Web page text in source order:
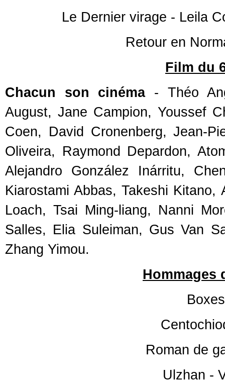
Le Dernier virage - Leila
Retour en
Film du
Chacun son cinéma- Théo
August, Jane Campion, Youssef
Coen, David Cronenberg, Jean-
Oliveira, Raymond Depardon,
Alejandro González Inárritu,
Kiarostami Abbas, Takeshi
Loach, Tsai Ming-liang, Nanni
Salles, Elia Suleiman, Gus Van
Zhang Yimou.
Hommages
Roman de
Ulzhan -